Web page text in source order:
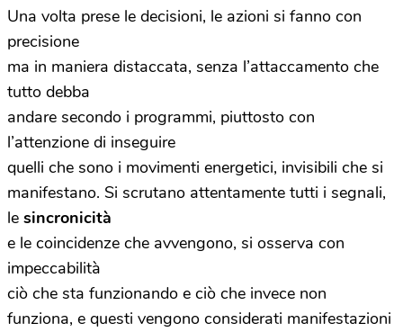
Una volta prese le decisioni, le azioni si fanno con
precisione
ma in maniera distaccata, senza l’attaccamento che
tutto debba
andare secondo i programmi, piuttosto con
l’attenzione di inseguire
quelli che sono i movimenti energetici, invisibili che si
manifestano. Si scrutano attentamente tutti i segnali,
le sincronicità
e le coincidenze che avvengono, si osserva con
impeccabilità
ciò che sta funzionando e ciò che invece non
funziona, e questi vengono considerati manifestazioni